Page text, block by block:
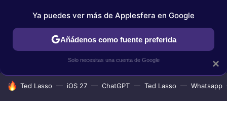
IPHONE TUTORIALES APPLESFERA SELECCIÓN
HOY SE HABLA DE
Ted Lasso iOS 27 ChatGPT Ted Lasso Whatsapp
×
Ya puedes ver más de Applesfera en Google
Añádenos como fuente preferida
Solo necesitas una cuenta de Google